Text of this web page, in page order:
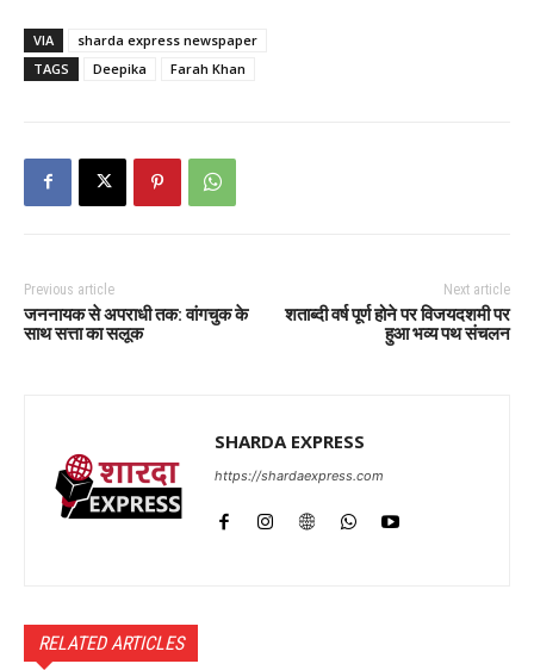
VIA
sharda express newspaper
TAGS
Deepika Farah Khan
Previous article
जननायक से अपराधी तक: वांगचुक के
साथ सत्ता का सलूक
Next article
शताब्दी वर्ष पूर्ण होने पर विजयदशमी पर
हुआ भव्य पथ संचलन
SHARDA EXPRESS
https://shardaexpress.com
RELATED ARTICLES